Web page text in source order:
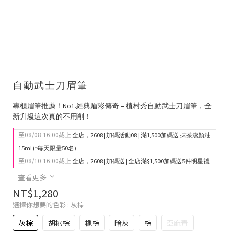
自動武士刀眉筆
專櫃眉筆推薦！No1.經典眉彩傳奇 – 植村秀自動武士刀眉筆，全
新升級這次真的不用削！
至08/08 16:00截止 全店，2608 | 加碼活動08 | 滿1,500加碼送 抹茶潔顏油
15ml (*每天限量50名)
至08/10 16:00截止 全店，2608 | 加碼送 | 全店滿$1,500加碼送5件明星禮
查看更多
NT$1,280
選擇你想要的色彩 : 灰棕
灰棕 胡桃棕 橡棕 暗灰 棕 亞麻青